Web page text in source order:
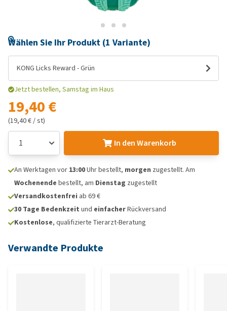
Wählen Sie Ihr Produkt (1 Variante)
KONG Licks Reward - Grün
Jetzt bestellen, Samstag im Haus
19,40 €
(19,40 € / st)
In den Warenkorb
An Werktagen vor 13:00Uhr bestellt, morgen zugestellt. Am
Wochenende bestellt, am Dienstag zugestellt
Versandkostenfrei ab 69 €
30 Tage Bedenkzeit und einfacherRückversand
Kostenlose, qualifizierte Tierarzt-Beratung
Verwandte Produkte